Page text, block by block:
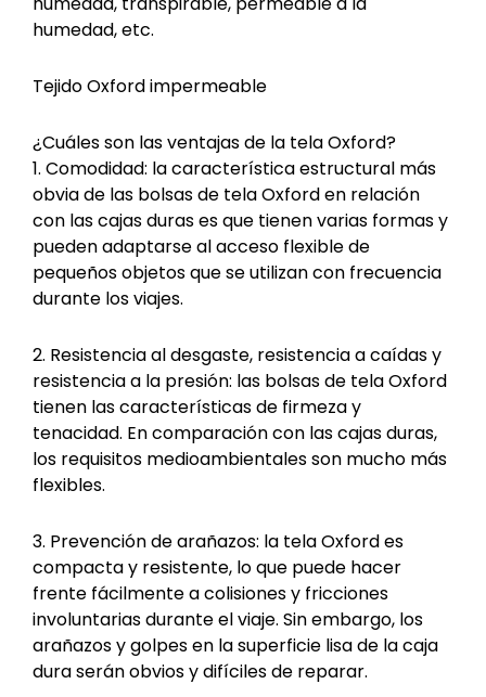
humedad, etc.
Tejido Oxford impermeable
¿Cuáles son las ventajas de la tela Oxford?
1. Comodidad: la característica estructural más
obvia de las bolsas de tela Oxford en relación
con las cajas duras es que tienen varias formas y
pueden adaptarse al acceso flexible de
pequeños objetos que se utilizan con frecuencia
durante los viajes.
2. Resistencia al desgaste, resistencia a caídas y
resistencia a la presión: las bolsas de tela Oxford
tienen las características de firmeza y
tenacidad. En comparación con las cajas duras,
los requisitos medioambientales son mucho más
flexibles.
3. Prevención de arañazos: la tela Oxford es
compacta y resistente, lo que puede hacer
frente fácilmente a colisiones y fricciones
involuntarias durante el viaje. Sin embargo, los
arañazos y golpes en la superficie lisa de la caja
dura serán obvios y difíciles de reparar.